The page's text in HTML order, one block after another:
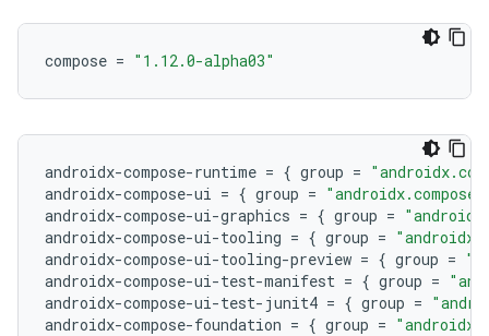
compose = "1.12.0-alpha03"
androidx-compose-runtime = { group =
androidx-compose-ui = { group =
androidx-compose-ui-graphics = { group =
androidx-compose-ui-tooling = { group =
androidx-compose-ui-tooling-preview = { group =
androidx-compose-ui-test-manifest = { group =
androidx-compose-ui-test- junit4 = { group =
androidx-compose-foundation = { group =